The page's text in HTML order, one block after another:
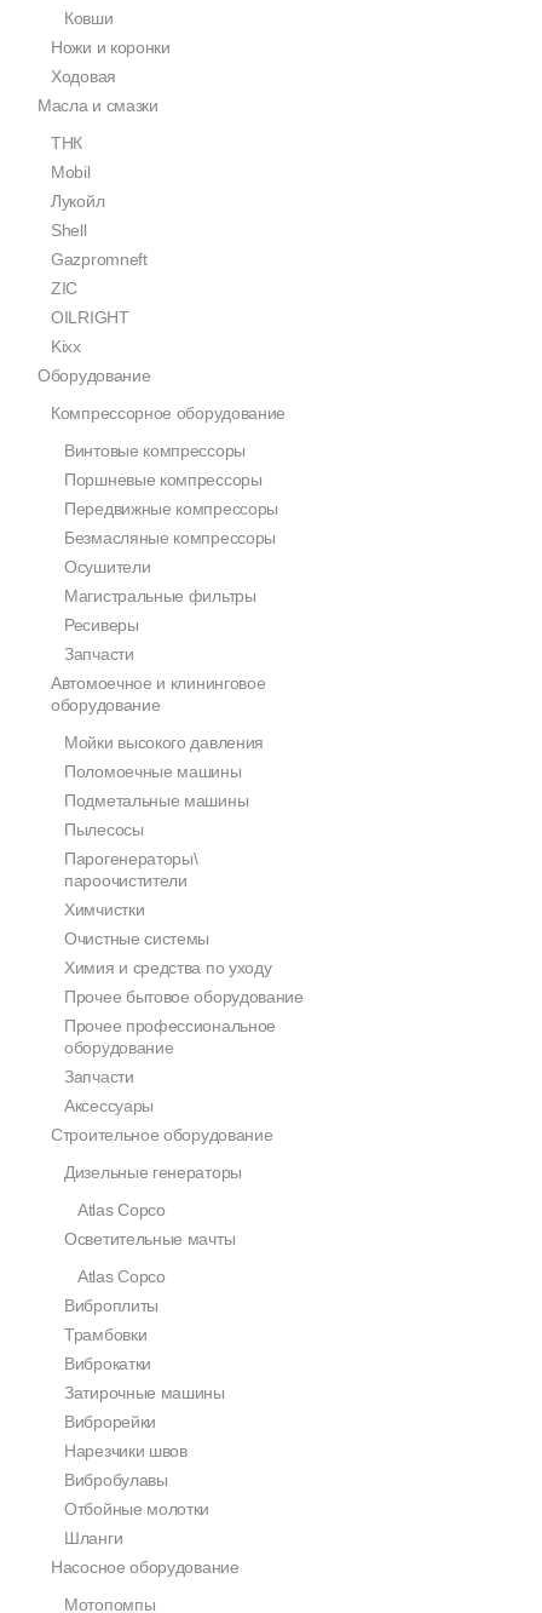
Ковши
Ножи и коронки
Ходовая
Масла и смазки
ТНК
Mobil
Лукойл
Shell
Gazpromneft
ZIC
OILRIGHT
Kixx
Оборудование
Компрессорное оборудование
Винтовые компрессоры
Поршневые компрессоры
Передвижные компрессоры
Безмасляные компрессоры
Осушители
Магистральные фильтры
Ресиверы
Запчасти
Автомоечное и клининговое
оборудование
Мойки высокого давления
Поломоечные машины
Подметальные машины
Пылесосы
Парогенераторы\
пароочистители
Химчистки
Очистные системы
Химия и средства по уходу
Прочее бытовое оборудование
Прочее профессиональное
оборудование
Запчасти
Аксессуары
Строительное оборудование
Дизельные генераторы
Atlas Copco
Осветительные мачты
Atlas Copco
Виброплиты
Трамбовки
Виброкатки
Затирочные машины
Виброрейки
Нарезчики швов
Вибробулавы
Отбойные молотки
Шланги
Насосное оборудование
Мотопомпы